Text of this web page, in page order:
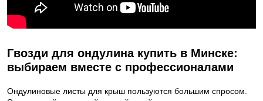
Гвозди для ондулина купить в Минске:
выбираем вместе с профессионалами
Ондулиновые листы для крыш пользуются большим спросом.